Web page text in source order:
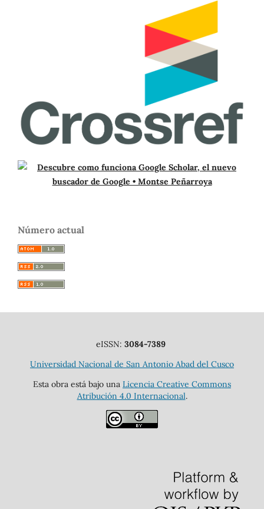
Número actual
eISSN: 3084-7389
Universidad Nacional de San Antonio Abad del Cusco
Esta obra está bajo una Licencia Creative Commons
Atribución 4.0 Internacional.